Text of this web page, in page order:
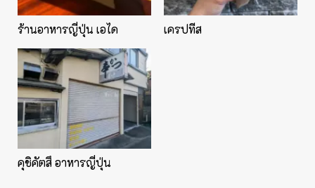
ร้านอาหารญี่ปุ่น เอได เครปทีส
คุชิคัตสึ อาหารญี่ปุ่น